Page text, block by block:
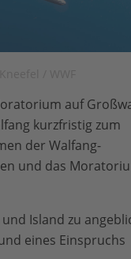
auf
kurzfristig zum
der Walfang-
und das
und Island zu
eines Einspruchs